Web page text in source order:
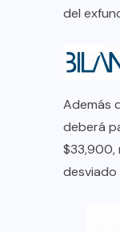
del
Además
deberá
$33,900,
desviado